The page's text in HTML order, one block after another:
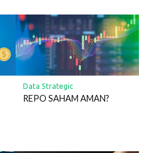
Data Strategic
REPO SAHAM AMAN?